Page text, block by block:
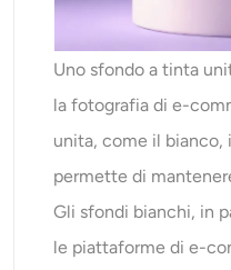
Uno sfondo a tinta
la fotografia di e-
unita, come il bianco,
permette di
Gli sfondi bianchi, in
le piattaforme di e-